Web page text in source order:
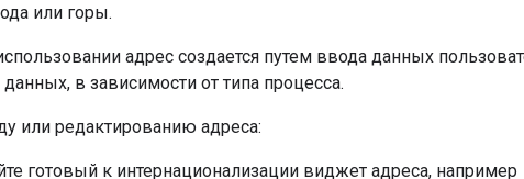
или горы.
адрес создается путем ввода данных
в зависимости от типа процесса.
или редактированию адреса:
готовый к интернационализации виджет адреса, например